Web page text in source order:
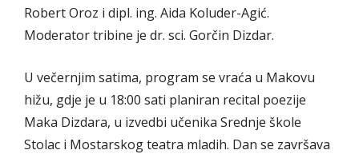
Robert Oroz i dipl. ing. Aida Koluder-Agić.
Moderator tribine je dr. sci. Gorčin Dizdar.
U večernjim satima, program se vraća u Makovu
hižu, gdje je u 18:00 sati planiran recital poezije
Maka Dizdara, u izvedbi učenika Srednje škole
Stolac i Mostarskog teatra mladih. Dan se završava